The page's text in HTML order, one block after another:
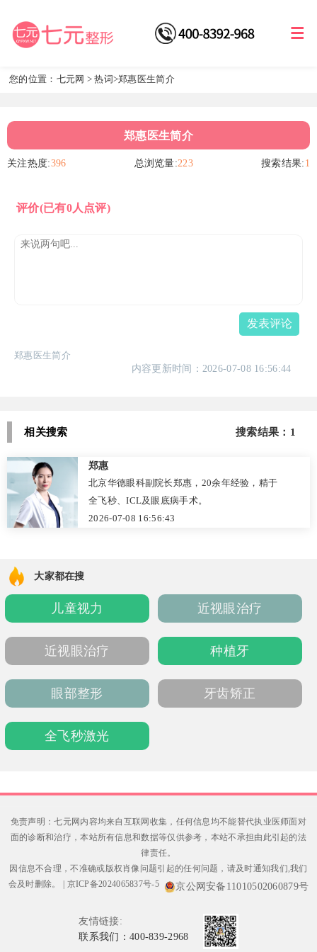
您的位置： 七元网 >热词 >郑惠医生简介
郑惠医生简介
关注热度:396 总浏览量:223 搜索结果: 1
评价(已有0人点评)
发表评论
郑惠医生简介
内容更新时间：2026-07-08 16:56:44
相关搜索 搜索结果：1
郑惠
北京华德眼科副院长郑惠，20余年经验，精于
全飞秒、ICL及眼底病手术。
2026-07-08 16:56:43
大家都在搜
儿童视力 近视眼治疗
近视眼治疗 种植牙
眼部整形 牙齿矫正
全飞秒激光
免责声明：七元网内容均来自互联网收集，任何信息均不能替代执业医师面对
面的诊断和治疗，本站所有信息和数据等仅供参考，本站不承担由此引起的法
律责任。
因信息不合理，不准确或版权肖像问题引起的任何问题，请及时通知我们,我们
会及时删除。
京ICP备2024065837号-5 京公网安备11010502060879号
友情链接:
联系我们：400-839-2968